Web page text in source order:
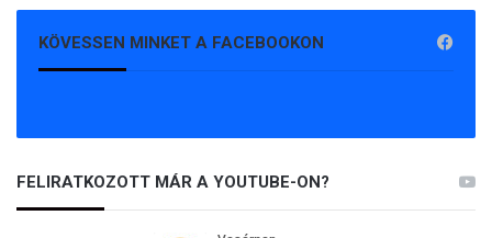
KÖVESSEN MINKET A FACEBOOKON
FELIRATKOZOTT MÁR A YOUTUBE-ON?